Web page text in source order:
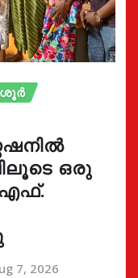
ഒരു
7, 2026